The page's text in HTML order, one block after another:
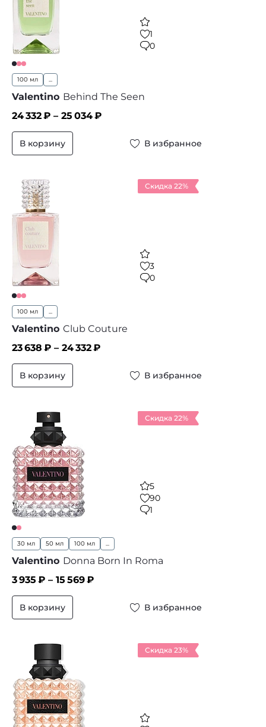
1
0
100 мл ...
Valentino Behind The Seen
24 332₽ – 25 034₽
В корзину В избранное
Скидка 22%
3
0
100 мл ...
Valentino Club Couture
23 638 ₽ – 24 332₽
В корзину В избранное
Скидка 22%
5
90
1
30 мл 50 мл 100 мл ...
Valentino Donna Born In Roma
3 935 ₽ – 15 569₽
В корзину В избранное
Скидка 23%